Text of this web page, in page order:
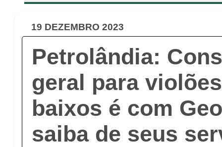
19 DEZEMBRO 2023
Petrolândia:
geral para
baixos é com
saiba de seus